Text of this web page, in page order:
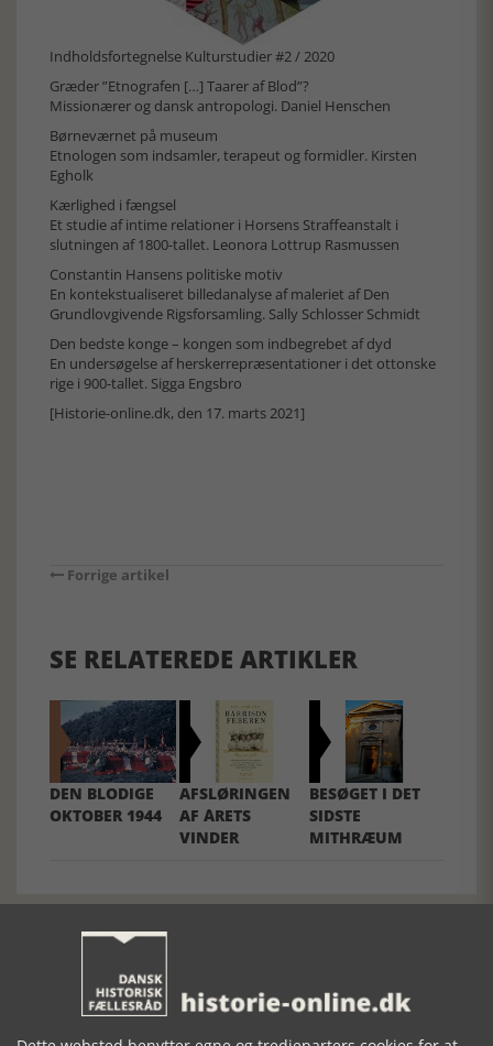
Indholdsfortegnelse Kulturstudier #2 / 2020
Græder ”Etnografen […] Taarer af Blod”?
Missionærer og dansk antropologi. Daniel Henschen
Børneværnet på museum
Etnologen som indsamler, terapeut og formidler. Kirsten
Egholk
Kærlighed i fængsel
Et studie af intime relationer i Horsens Straffeanstalt i
slutningen af 1800-tallet. Leonora Lottrup Rasmussen
Constantin Hansens politiske motiv
En kontekstualiseret billedanalyse af maleriet af Den
Grundlovgivende Rigsforsamling. Sally Schlosser Schmidt
Den bedste konge – kongen som indbegrebet af dyd
En undersøgelse af herskerrepræsentationer i det ottonske
rige i 900-tallet. Sigga Engsbro
[Historie-online.dk, den 17. marts 2021]
Forrige artikel
SE RELATEREDE ARTIKLER
DEN BLODIGE
OKTOBER 1944
AFSLØRINGEN
AF ÅRETS
VINDER
BESØGET I DET
SIDSTE
MITHRÆUM